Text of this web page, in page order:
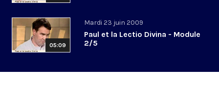
05:09
Mardi 23 juin 2009
Paul et la Lectio Divina - Module
2/5